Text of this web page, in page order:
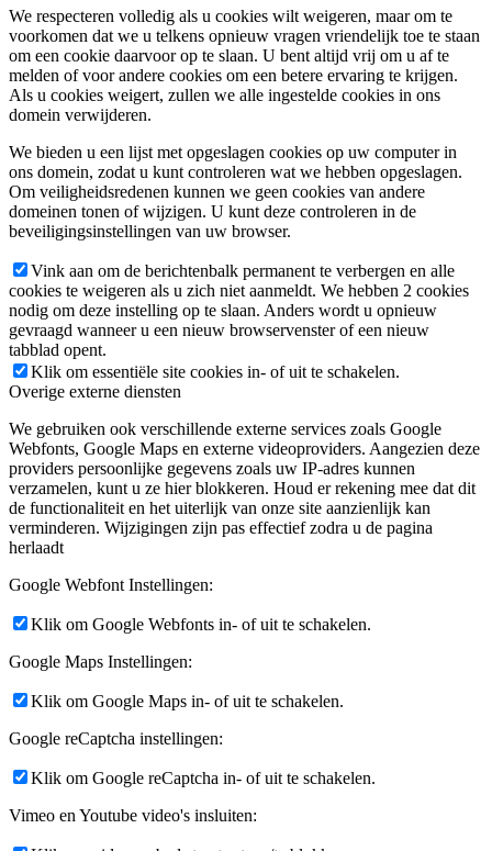
We respecteren volledig als u cookies wilt weigeren, maar om te
voorkomen dat we u telkens opnieuw vragen vriendelijk toe te staan
om een cookie daarvoor op te slaan. U bent altijd vrij om u af te
melden of voor andere cookies om een betere ervaring te krijgen.
Als u cookies weigert, zullen we alle ingestelde cookies in ons
domein verwijderen.
We bieden u een lijst met opgeslagen cookies op uw computer in
ons domein, zodat u kunt controleren wat we hebben opgeslagen.
Om veiligheidsredenen kunnen we geen cookies van andere
domeinen tonen of wijzigen. U kunt deze controleren in de
beveiligingsinstellingen van uw browser.
Vink aan om de berichtenbalk permanent te verbergen en alle
cookies te weigeren als u zich niet aanmeldt. We hebben 2 cookies
nodig om deze instelling op te slaan. Anders wordt u opnieuw
gevraagd wanneer u een nieuw browservenster of een nieuw
tabblad opent.
Klik om essentiële site cookies in- of uit te schakelen.
Overige externe diensten
We gebruiken ook verschillende externe services zoals Google
Webfonts, Google Maps en externe videoproviders. Aangezien deze
providers persoonlijke gegevens zoals uw IP-adres kunnen
verzamelen, kunt u ze hier blokkeren. Houd er rekening mee dat dit
de functionaliteit en het uiterlijk van onze site aanzienlijk kan
verminderen. Wijzigingen zijn pas effectief zodra u de pagina
herlaadt
Google Webfont Instellingen:
Klik om Google Webfonts in- of uit te schakelen.
Google Maps Instellingen:
Klik om Google Maps in- of uit te schakelen.
Google reCaptcha instellingen:
Klik om Google reCaptcha in- of uit te schakelen.
Vimeo en Youtube video's insluiten: